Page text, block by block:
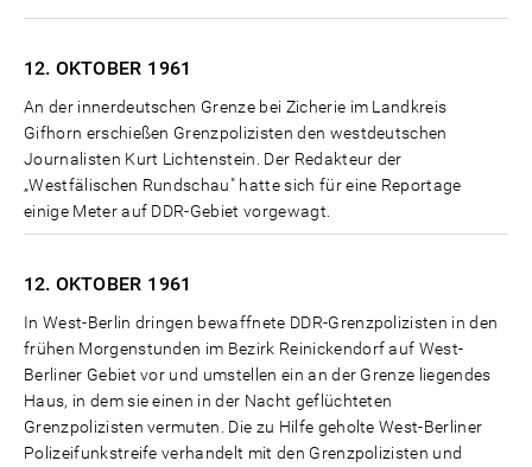
12. OKTOBER 1961
An der innerdeutschen Grenze bei Zicherie im Landkreis
Gifhorn erschießen Grenzpolizisten den westdeutschen
Journalisten Kurt Lichtenstein. Der Redakteur der
„Westfälischen Rundschau" hatte sich für eine Reportage
einige Meter auf DDR-Gebiet vorgewagt.
12. OKTOBER 1961
In West-Berlin dringen bewaffnete DDR-Grenzpolizisten in den
frühen Morgenstunden im Bezirk Reinickendorf auf West-
Berliner Gebiet vor und umstellen ein an der Grenze liegendes
Haus, in dem sie einen in der Nacht geflüchteten
Grenzpolizisten vermuten. Die zu Hilfe geholte West-Berliner
Polizeifunkstreife verhandelt mit den Grenzpolizisten und